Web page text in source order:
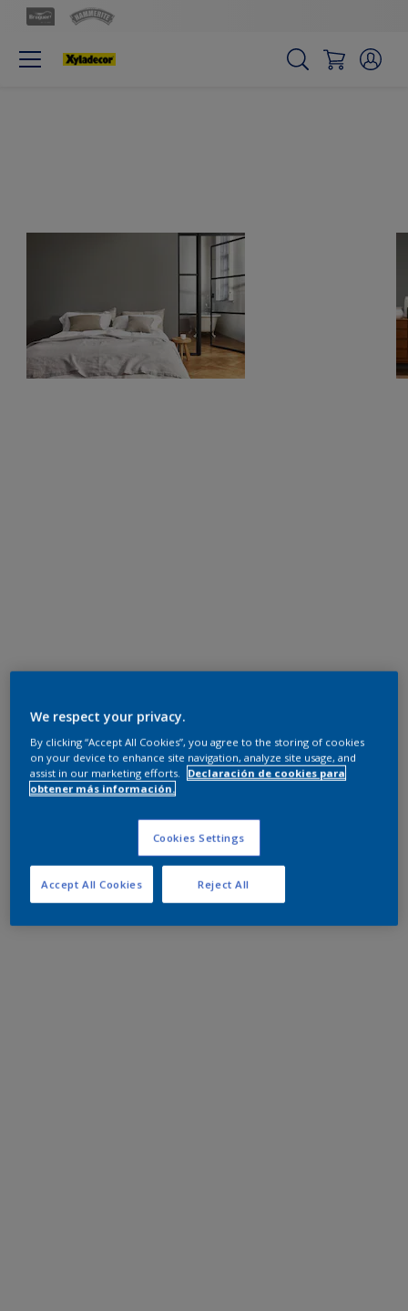
We respect your privacy.
By clicking “Accept All Cookies”, you agree to the storing of cookies
on your device to enhance site navigation, analyze site usage, and
assist in our marketing efforts.
Declaración de cookies para
obtener más información.
Cookies Settings
Reject All
Accept All Cookies